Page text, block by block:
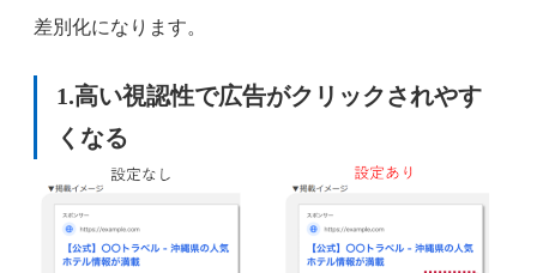
差別化になります。
1.高い視認性で広告がクリックされやす
くなる